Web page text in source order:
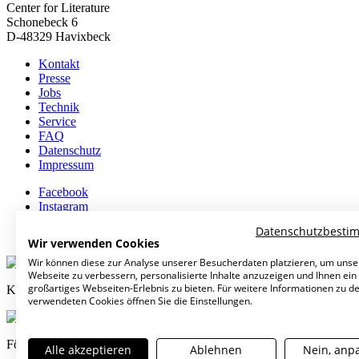
Center for Literature
Schonebeck 6
D-48329 Havixbeck
Kontakt
Presse
Jobs
Technik
Service
FAQ
Datenschutz
Impressum
Facebook
Instagram
Kulturpartner
Förderer
Wir verwenden Cookies
Wir können diese zur Analyse unserer Besucherdaten platzieren, um
Webseite zu verbessern, personalisierte Inhalte anzuzeigen und Ihnen ein
großartiges Webseiten-Erlebnis zu bieten. Für weitere Informationen zu
verwendeten Cookies öffnen Sie die Einstellungen.
Alle akzeptieren Ablehnen Nein,